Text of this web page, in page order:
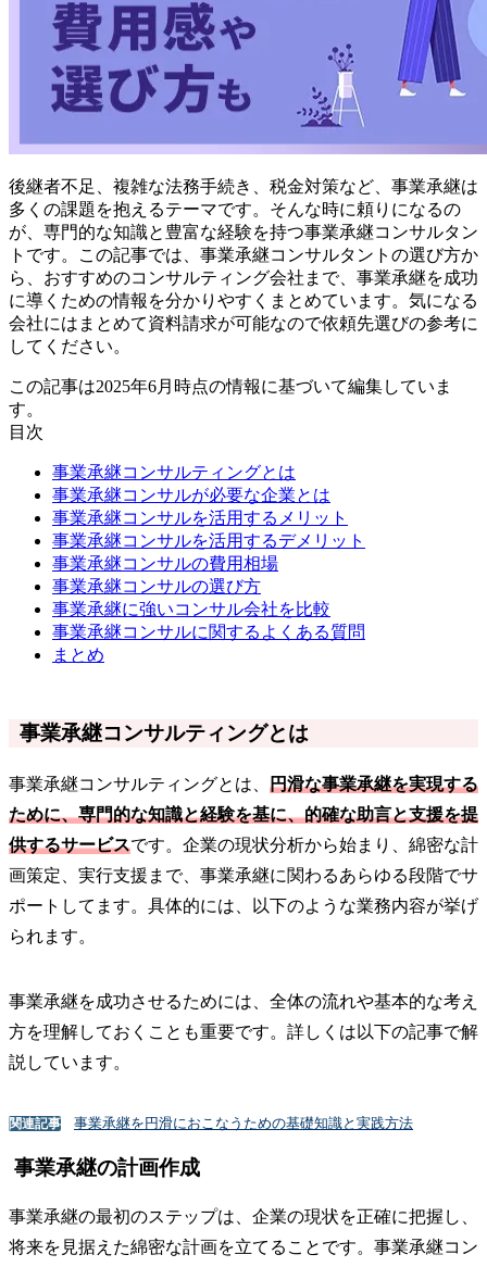
後継者不足、複雑な法務手続き、税金対策など、事業承継は
多くの課題を抱えるテーマです。そんな時に頼りになるの
が、専門的な知識と豊富な経験を持つ事業承継コンサルタン
トです。この記事では、事業承継コンサルタントの選び方か
ら、おすすめのコンサルティング会社まで、事業承継を成功
に導くための情報を分かりやすくまとめています。気になる
会社にはまとめて資料請求が可能なので依頼先選びの参考に
してください。
この記事は2025年6月時点の情報に基づいて編集していま
す。
目次
事業承継コンサルティングとは
事業承継コンサルが必要な企業とは
事業承継コンサルを活用するメリット
事業承継コンサルを活用するデメリット
事業承継コンサルの費用相場
事業承継コンサルの選び方
事業承継に強いコンサル会社を比較
事業承継コンサルに関するよくある質問
まとめ
事業承継コンサルティングとは
事業承継コンサルティングとは、 円滑な事業承継を実現する
ために、専門的な知識と経験を基に、的確な助言と支援を提
供するサービスです。企業の現状分析から始まり、綿密な計
画策定、実行支援まで、事業承継に関わるあらゆる段階でサ
ポートしてます。具体的には、以下のような業務内容が挙げ
られます。
事業承継を成功させるためには、全体の流れや基本的な考え
方を理解しておくことも重要です。詳しくは以下の記事で解
説しています。
関連記事 事業承継を円滑におこなうための基礎知識と実践方法
事業承継の計画作成
事業承継の最初のステップは、企業の現状を正確に把握し、
将来を見据えた綿密な計画を立てることです。事業承継コン